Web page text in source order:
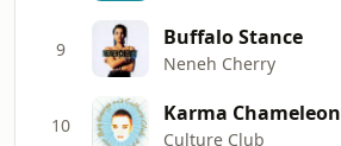
9 Buffalo Stance
Neneh Cherry
10 Karma Chameleon
Culture Club